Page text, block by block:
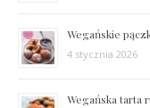
Wegańskie
4 stycznia 2026
Wegańska tarta